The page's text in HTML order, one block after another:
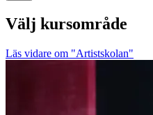
Välj kursområde
Läs vidare om "Artistskolan"